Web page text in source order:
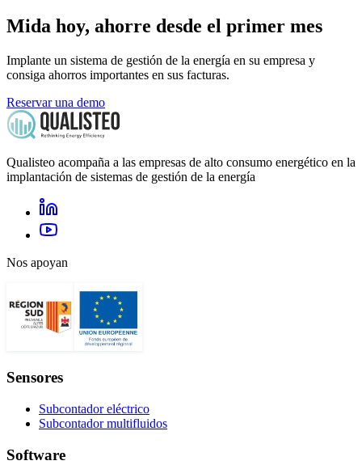
Mida hoy, ahorre desde el primer mes
Implante un sistema de gestión de la energía en su empresa y
consiga ahorros importantes en sus facturas.
Reservar una demo
Qualisteo acompaña a las empresas de alto consumo energético en la
implantación de sistemas de gestión de la energía
Nos apoyan
Sensores
Subcontador eléctrico
Subcontador multifluidos
Software